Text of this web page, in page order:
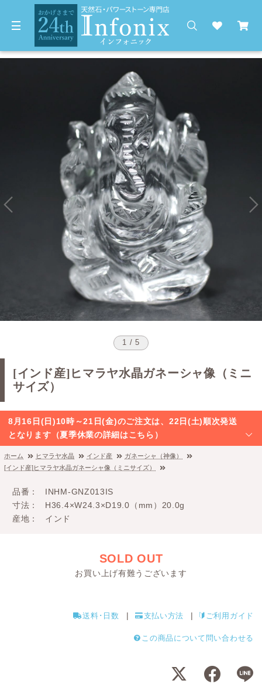
1 / 5
[インド産]ヒマラヤ水晶ガネーシャ像（ミニ
サイズ）
8月16日(日)10時～21日(金)のご注文は、22日(土)順次発送
となります（夏季休業の詳細はこちら）
ホーム ヒマラヤ水晶 インド産
ガネーシャ（神像）
[インド産]ヒマラヤ水晶ガネーシャ像（ミニサイズ）
品番
INHM-GNZ013IS
寸法
H36.4×W24.3×D19.0（mm）20.0g
産地
インド
SOLD OUT
お買い上げ有難うございます
送料･日数 支払い方法 ご利用ガイド
この商品について問い合わせる